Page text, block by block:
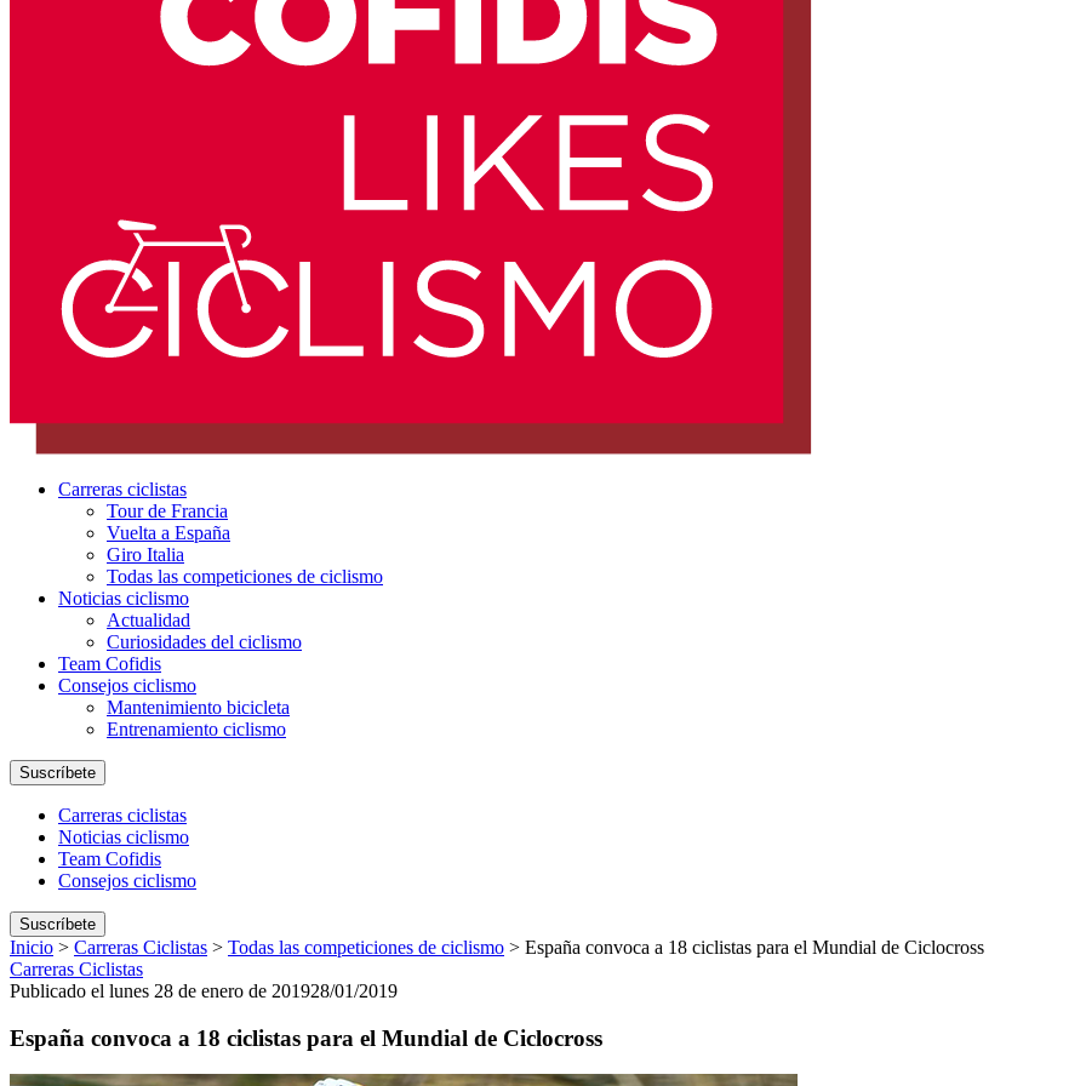
Carreras ciclistas
Tour de Francia
Vuelta a España
Giro Italia
Todas las competiciones de ciclismo
Noticias ciclismo
Actualidad
Curiosidades del ciclismo
Team Cofidis
Consejos ciclismo
Mantenimiento bicicleta
Entrenamiento ciclismo
Suscríbete
Carreras ciclistas
Noticias ciclismo
Team Cofidis
Consejos ciclismo
Suscríbete
Inicio > Carreras Ciclistas > Todas las competiciones de ciclismo > España convoca a 18 ciclistas para el Mundial de Ciclocross
Carreras Ciclistas
Publicado el lunes 28 de enero de 201928/01/2019
España convoca a 18 ciclistas para el Mundial de Ciclocross